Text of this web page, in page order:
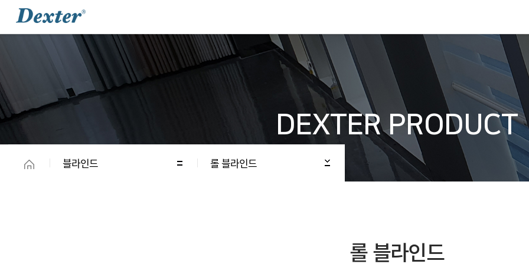
DEXTER PRODUCT
블라인드 롤 블라인드
롤 블라인드